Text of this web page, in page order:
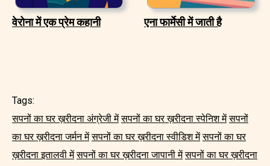
वेरोना में एक प्रेम कहानी एना फार्मेसी में जाती है
Tags:
सपनों का घर ख़रीदना अंग्रेजी में सपनों का घर ख़रीदना स्पेनिश में सपनों
का घर ख़रीदना जर्मन में सपनों का घर ख़रीदना स्वीडिश में सपनों का घर
ख़रीदना इतालवी में सपनों का घर ख़रीदना जापानी में सपनों का घर ख़रीदना